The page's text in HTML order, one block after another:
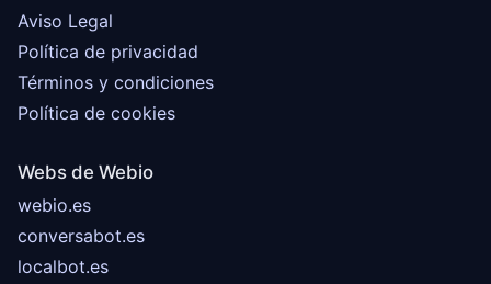
Aviso Legal
Política de privacidad
Términos y condiciones
Política de cookies
Webs de Webio
webio.es
conversabot.es
localbot.es